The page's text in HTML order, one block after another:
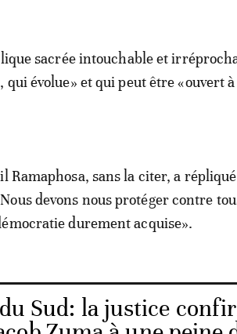
sacrée intouchable et
évolue» et qui peut être «ouvert
Ramaphosa, sans la citer, a
devons nous protéger contre
durement acquise».
Sud: la justice